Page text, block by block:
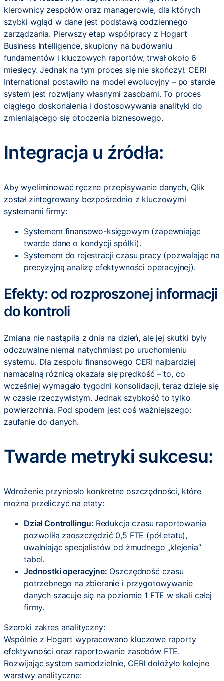
kierownicy zespołów oraz managerowie, dla których
szybki wgląd w dane jest podstawą codziennego
zarządzania. Pierwszy etap współpracy z Hogart
Business Intelligence, skupiony na budowaniu
fundamentów i kluczowych raportów, trwał około 6
miesięcy. Jednak na tym proces się nie skończył. CERI
International postawiło na model ewolucyjny – po starcie
system jest rozwijany własnymi zasobami. To proces
ciągłego doskonalenia i dostosowywania analityki do
zmieniającego się otoczenia biznesowego.
Integracja u źródła:
Aby wyeliminować ręczne przepisywanie danych, Qlik
został zintegrowany bezpośrednio z kluczowymi
systemami firmy:
Systemem finansowo-księgowym (zapewniając
twarde dane o kondycji spółki).
Systemem do rejestracji czasu pracy (pozwalając na
precyzyjną analizę efektywności operacyjnej).
Efekty: od rozproszonej informacji
do kontroli
Zmiana nie nastąpiła z dnia na dzień, ale jej skutki były
odczuwalne niemal natychmiast po uruchomieniu
systemu. Dla zespołu finansowego CERI najbardziej
namacalną różnicą okazała się prędkość – to, co
wcześniej wymagało tygodni konsolidacji, teraz dzieje się
w czasie rzeczywistym. Jednak szybkość to tylko
powierzchnia. Pod spodem jest coś ważniejszego:
zaufanie do danych.
Twarde metryki sukcesu:
Wdrożenie przyniosło konkretne oszczędności, które
można przeliczyć na etaty:
Dział Controllingu: Redukcja czasu raportowania
pozwoliła zaoszczędzić 0,5 FTE (pół etatu),
uwalniając specjalistów od żmudnego „klejenia”
tabel.
Jednostki operacyjne: Oszczędność czasu
potrzebnego na zbieranie i przygotowywanie
danych szacuje się na poziomie 1 FTE w skali całej
firmy.
Szeroki zakres analityczny:
Wspólnie z Hogart wypracowano kluczowe raporty
efektywności oraz raportowanie zasobów FTE.
Rozwijając system samodzielnie, CERI dołożyło kolejne
warstwy analityczne: